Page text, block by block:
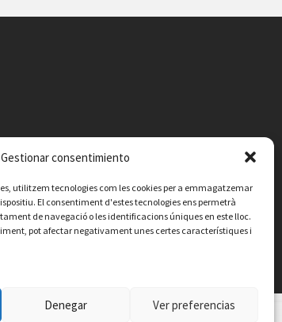
Gestionar consentimiento
utilitzem tecnologies com les cookies per a emmagatzemar
El consentiment d'estes tecnologies ens permetrà
de navegació o les identificacions úniques en este lloc.
pot afectar negativament unes certes característiques i
Denegar Ver preferencias